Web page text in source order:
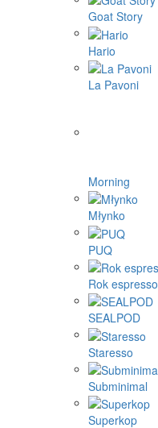
Goat Story
Hario
La Pavoni
Morning
Młynko
PUQ
Rok espresso
SEALPOD
Staresso
Subminimal
Superkop